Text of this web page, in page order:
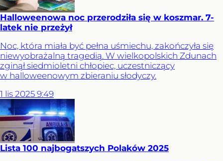
Halloweenowa noc przerodziła się w koszmar. 7-
latek nie przeżył
Noc, która miała być pełna uśmiechu, zakończyła się
niewyobrażalną tragedią. W wielkopolskich Zdunach
zginął siedmioletni chłopiec, uczestniczący
w halloweenowym zbieraniu słodyczy.
1 lis 2025 9:49
Lista 100 najbogatszych Polaków 2025